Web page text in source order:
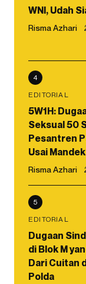
WNI, Udah
Risma Azhari
4
EDITORIAL
5W1H:
Seksual 50
Pesantren
Usai
Risma Azhari
5
EDITORIAL
Dugaan
di Blok M
Dari Cuitan
Polda